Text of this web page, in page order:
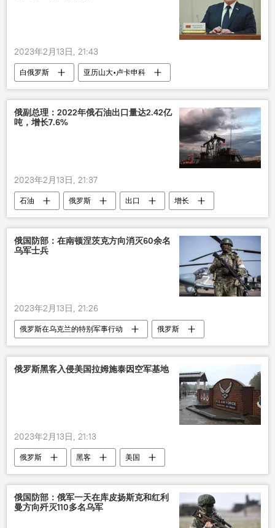
2023年2月13日, 21:43
白俄罗斯
亚历山大•卢卡申科
集安组织
俄副总理：2022年俄石油出口量达2.42亿
吨，增长7.6%
2023年2月13日, 21:37
石油 俄罗斯 出口 增长
俄国防部：在南顿涅茨克方向消灭60余名
乌军士兵
2023年2月13日, 21:26
俄罗斯在乌克兰的特别军事行动
俄罗斯
乌克兰
军事 军人 消灭
俄罗斯黑客入侵美国拉姆施泰因空军基地
2023年2月13日, 21:13
俄罗斯 黑客
美国
空军基地
入侵
俄国防部：俄军一天在库皮扬斯克和红利
曼方向歼灭110多名乌军